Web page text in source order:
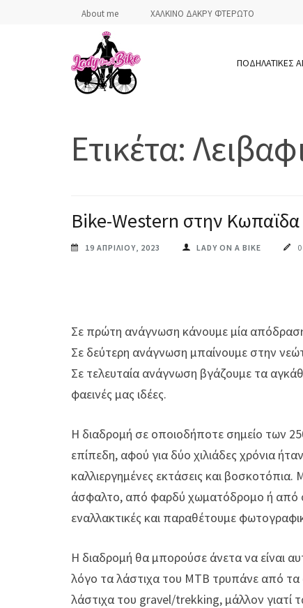
About me ΧΑΛΚΙΝΟ ΔΑΚΡΥ ΦΤΕΡΩΤΟ
ΠΟΔΗΛΑΤΙΚΕΣ
Ετικέτα:
Bike-Western στην Κωπαϊδα
19 ΑΠΡΙΛΊΟΥ, 2023 LADY ON A BIKE
Σε πρώτη ανάγνωση κάνουμε μία
Σε δεύτερη ανάγνωση μπαίνουμε στην
Σε τελευταία ανάγνωση βγάζουμε τα
φαεινές μας ιδέες.
H διαδρομή σε οποιοδήποτε σημείo των
επίπεδη, αφού για δύο χιλιάδες χρόνια
καλλιεργημένες εκτάσεις και βοσκοτόπια.
άσφαλτο, από φαρδύ χωματόδρομο ή από
εναλλακτικές και παραθέτουμε
Η διαδρομή θα μπορούσε άνετα να είναι
λόγο τα λάστιχα του MTB τρυπάνε από
λάστιχα του gravel/trekking, μάλλον